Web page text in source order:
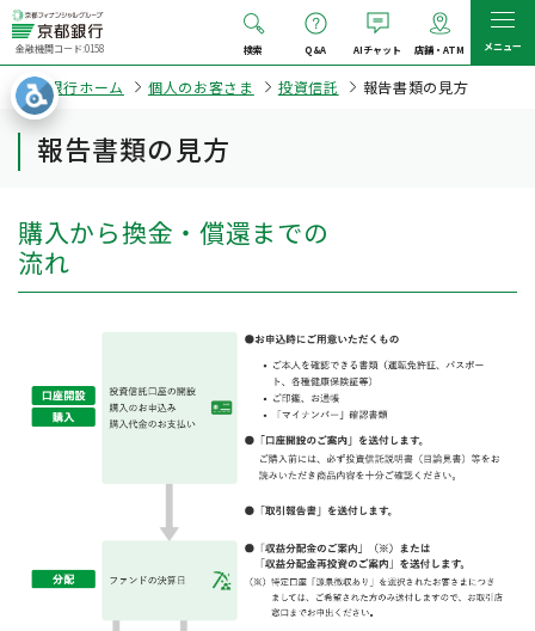
金融機関コード:0158 検索 Q&A AIチャット 店舗・ATM メニュー
京都銀行ホーム 個人のお客さま 投資信託 報告書類の見方
報告書類の見方
購入から換金・償還までの
流れ